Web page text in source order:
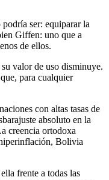
ser: equiparar la
Giffen: uno que a
de ellos.
valor de uso disminuye.
para cualquier
con altas tasas de
absoluto en la
creencia ortodoxa
Bolivia
frente a todas las